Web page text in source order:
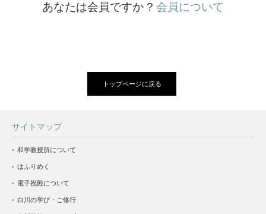
あなたは会員ですか ? 会員について
トップページに戻る
サイトマップ
和学教授所について
はふりめく
電子祝殿について
白川の学び・ご修行